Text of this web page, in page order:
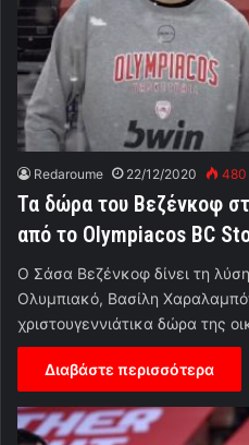
Redaroume 22/12/2020 480
Τα δώρα του Βεζένκοφ
από το Olympiacos BC
Ο Σάσα Βεζένκοφ δίνει τη
Ολυμπιακό, Βασίλη
χριστουγεννιάτικα δώρα της
Διαβάστε περισσότερα